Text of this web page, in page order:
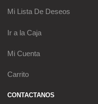
Mi Lista De Deseos
Ir a la Caja
Mi Cuenta
Carrito
CONTACTANOS